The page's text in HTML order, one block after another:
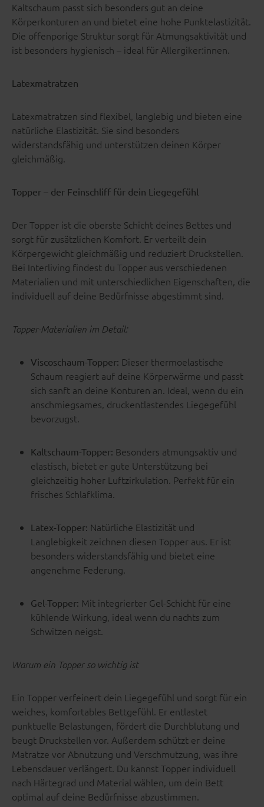
Kaltschaum passt sich besonders gut an deine
Körperkonturen an und bietet eine hohe Punktelastizität.
Die offenporige Struktur sorgt für Atmungsaktivität und
ist besonders hygienisch – ideal für Allergiker:innen.
Latexmatratzen
Latexmatratzen sind flexibel, langlebig und bieten eine
natürliche Elastizität. Sie sind besonders
widerstandsfähig und unterstützen deinen Körper
gleichmäßig.
Topper – der Feinschliff für dein Liegegefühl
Der Topper ist die oberste Schicht deines Bettes und
sorgt für zusätzlichen Komfort. Er verteilt dein
Körpergewicht gleichmäßig und reduziert Druckstellen.
Bei Interliving findest du Topper aus verschiedenen
Materialien und mit unterschiedlichen Eigenschaften, die
individuell auf deine Bedürfnisse abgestimmt sind.
Topper-Materialien im Detail:
Viscoschaum-Topper: Dieser thermoelastische
Schaum reagiert auf deine Körperwärme und passt
sich sanft an deine Konturen an. Ideal, wenn du ein
anschmiegsames, druckentlastendes Liegegefühl
bevorzugst.
Kaltschaum-Topper: Besonders atmungsaktiv und
elastisch, bietet er gute Unterstützung bei
gleichzeitig hoher Luftzirkulation. Perfekt für ein
frisches Schlafklima.
Latex-Topper: Natürliche Elastizität und
Langlebigkeit zeichnen diesen Topper aus. Er ist
besonders widerstandsfähig und bietet eine
angenehme Federung.
Gel-Topper: Mit integrierter Gel-Schicht für eine
kühlende Wirkung, ideal wenn du nachts zum
Schwitzen neigst.
Warum ein Topper so wichtig ist
Ein Topper verfeinert dein Liegegefühl und sorgt für ein
weiches, komfortables Bettgefühl. Er entlastet
punktuelle Belastungen, fördert die Durchblutung und
beugt Druckstellen vor. Außerdem schützt er deine
Matratze vor Abnutzung und Verschmutzung, was ihre
Lebensdauer verlängert. Du kannst Topper individuell
nach Härtegrad und Material wählen, um dein Bett
optimal auf deine Bedürfnisse abzustimmen.